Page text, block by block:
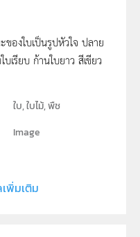
องใบเป็นรูปหัวใจ ปลาย
เรียบ ก้านใบยาว สีเขียว
ใบ, ใบไม้, พืช
Image
พิ่มเติม